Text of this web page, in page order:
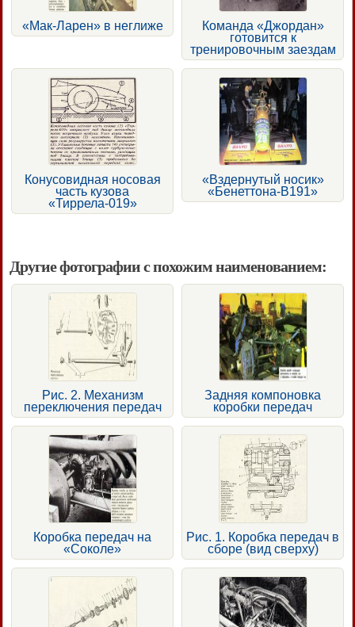
«Мак-Ларен» в неглиже
Команда «Джордан»
готовится к
тренировочным заездам
Конусовидная носовая
часть кузова
«Тиррела-019»
«Вздернутый носик»
«Бенеттона-В191»
Другие фотографии с похожим наименованием:
Рис. 2. Механизм
переключения передач
Задняя компоновка
коробки передач
Коробка передач на
«Соколе»
Рис. 1. Коробка передач в
сборе (вид сверху)